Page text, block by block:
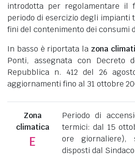
introdotta per regolamentare il
periodo di esercizio degli impianti
fini del contenimento dei consumi
In basso è riportata la zona
Ponti, assegnata con Decreto
Repubblica n. 412 del 26
aggiornamenti fino al 31 ottobre
Zona
climatica
E
Periodo di
termici: dal 15
ore giornaliere),
disposti dal